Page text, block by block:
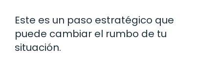
Este es un paso estratégico que
puede cambiar el rumbo de tu
situación.